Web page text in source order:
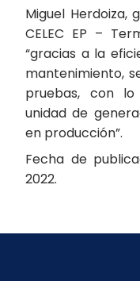
Miguel Herdoiza,
CELEC EP –
“gracias a la
mantenimiento,
pruebas, con
unidad de
en producción”.
Fecha de
2022.